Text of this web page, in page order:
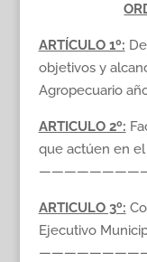
ARTÍCULO 1º:
objetivos y
Agropecuario
ARTICULO 2º:
que actúen en el
ARTICULO 3º:
Ejecutivo